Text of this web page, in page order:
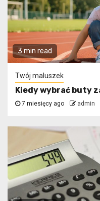
3 min read
Twój maluszek
Kiedy wybrać buty
7 miesięcy ago admin